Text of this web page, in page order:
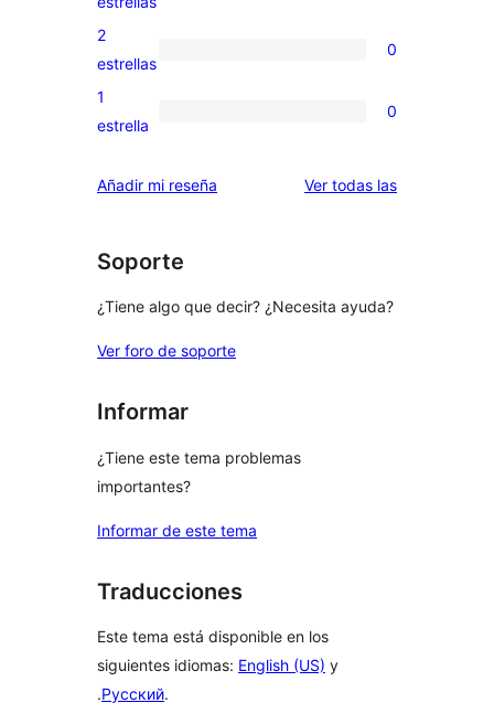
valoraciones
de
0
valoraciones
de
estrellas
2
estrellas
0
0
de
1
estrella
0
Añadir mi reseña Ver todas lasvaloraciones
Soporte
¿Tiene algo que decir? ¿Necesita ayuda?
Ver foro de soporte
Informar
¿Tiene este tema problemas
importantes?
Informar de este tema
Traducciones
Este tema está disponible en los
siguientes idiomas: English (US) y
.Русский.